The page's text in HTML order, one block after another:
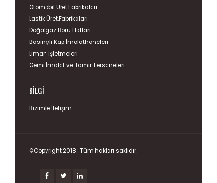
Otomobil Üret.Fabrikaları
Lastik Üret.Fabrikaları
Doğalgaz Boru Hatları
Basınçlı Kap İmalathaneleri
Liman İşletmeleri
Gemi İmalat ve Tamir Tersaneleri
BILGI
Bizimle İletişim
©Copyright 2018 . Tüm hakları saklıdır.